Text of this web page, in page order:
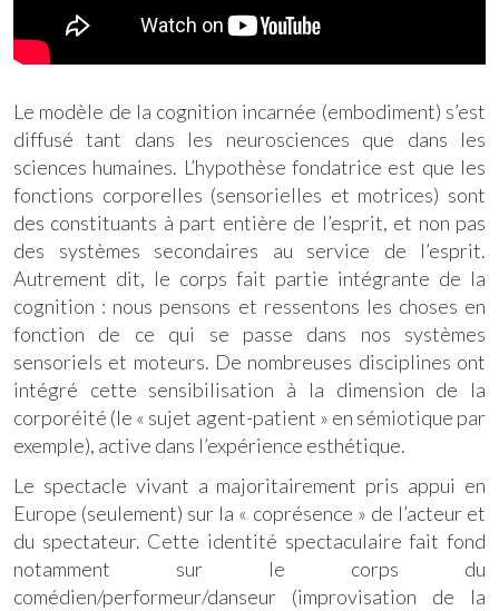
Le modèle de la cognition incarnée (embodiment) s’est
diffusé tant dans les neurosciences que dans les
sciences humaines. L’hypothèse fondatrice est que les
fonctions corporelles (sensorielles et motrices) sont
des constituants à part entière de l’esprit, et non pas
des systèmes secondaires au service de l’esprit.
Autrement dit, le corps fait partie intégrante de la
cognition : nous pensons et ressentons les choses en
fonction de ce qui se passe dans nos systèmes
sensoriels et moteurs. De nombreuses disciplines ont
intégré cette sensibilisation à la dimension de la
corporéité (le « sujet agent-patient » en sémiotique par
exemple), active dans l’expérience esthétique.
Le spectacle vivant a majoritairement pris appui en
Europe (seulement) sur la « coprésence » de l’acteur et
du spectateur. Cette identité spectaculaire fait fond
notamment sur le corps du
comédien/performeur/danseur (improvisation de la